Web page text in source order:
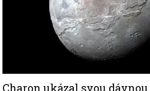
Charon ukázal svou